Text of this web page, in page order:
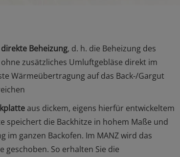
direkte Beheizung, d. h. die Beheizung des
zusätzliches Umluftgebläse direkt im
Wärmeübertragung auf das Back-/Gargut
aus dickem, eigens hierfür entwickeltem
speichert die Backhitze in hohem Maße und
ganzen Backofen. Im MANZ wird das
geschoben. So erhalten Sie die